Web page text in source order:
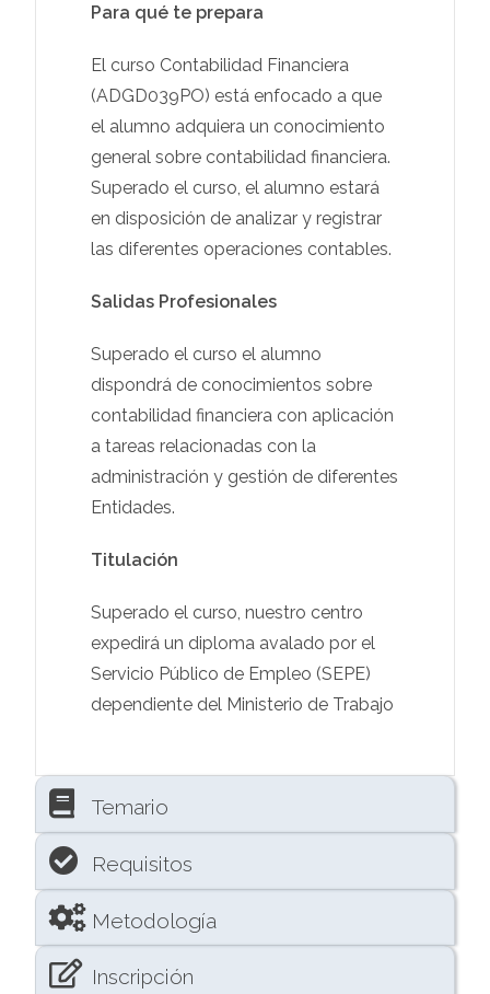
Para qué te prepara
El curso Contabilidad Financiera
(ADGD039PO) está enfocado a que
el alumno adquiera un conocimiento
general sobre contabilidad financiera.
Superado el curso, el alumno estará
en disposición de analizar y registrar
las diferentes operaciones contables.
Salidas Profesionales
Superado el curso el alumno
dispondrá de conocimientos sobre
contabilidad financiera con aplicación
a tareas relacionadas con la
administración y gestión de diferentes
Entidades.
Titulación
Superado el curso, nuestro centro
expedirá un diploma avalado por el
Servicio Público de Empleo (SEPE)
dependiente del Ministerio de Trabajo
Temario
Requisitos
Metodología
Inscripción